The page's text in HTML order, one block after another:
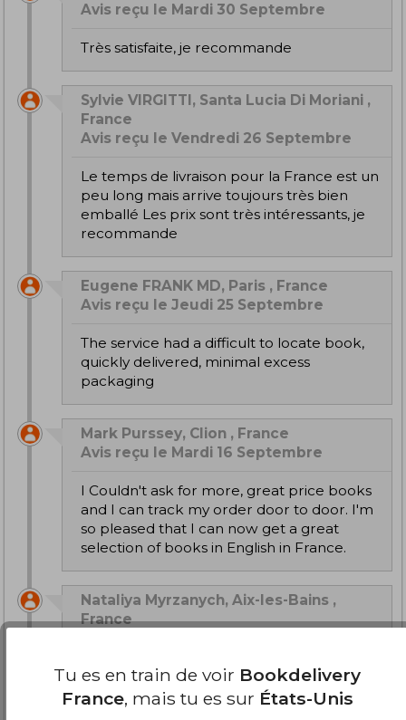
Avis reçu le Mardi 30 Septembre
Très satisfaite, je recommande
Sylvie VIRGITTI, Santa Lucia Di Moriani ,
France
Avis reçu le Vendredi 26 Septembre
Le temps de livraison pour la France est un
peu long mais arrive toujours très bien
emballé Les prix sont très intéressants, je
recommande
Eugene FRANK MD, Paris , France
Avis reçu le Jeudi 25 Septembre
The service had a difficult to locate book,
quickly delivered, minimal excess
packaging
Mark Purssey, Clion , France
Avis reçu le Mardi 16 Septembre
I Couldn't ask for more, great price books
and I can track my order door to door. I'm
so pleased that I can now get a great
selection of books in English in France.
Nataliya Myrzanych, Aix-les-Bains ,
France
Tres vite i bonne qualite.
Tu es en train de voir Bookdelivery
France, mais tu es sur États-Unis